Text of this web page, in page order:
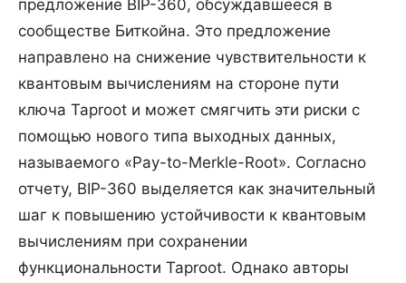
предложение BIP-360, обсуждавшееся в
сообществе Биткойна. Это предложение
направлено на снижение чувствительности к
квантовым вычислениям на стороне пути
ключа Taproot и может смягчить эти риски с
помощью нового типа выходных данных,
называемого «Pay-to-Merkle-Root». Согласно
отчету, BIP-360 выделяется как значительный
шаг к повышению устойчивости к квантовым
вычислениям при сохранении
функциональности Taproot. Однако авторы